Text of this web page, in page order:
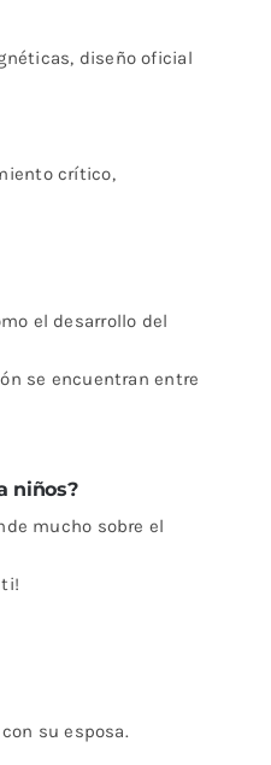
diseño oficial
crítico,
el desarrollo del
se encuentran entre
niños?
mucho sobre el
su esposa.